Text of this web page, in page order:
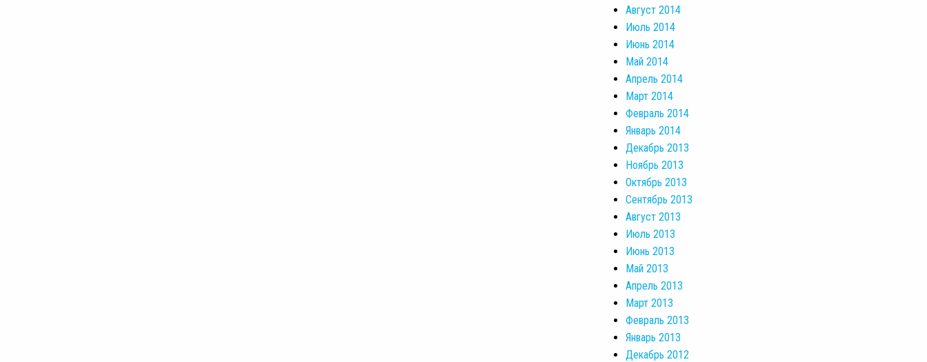
Август 2014
Июль 2014
Июнь 2014
Май 2014
Апрель 2014
Март 2014
Февраль 2014
Январь 2014
Декабрь 2013
Ноябрь 2013
Октябрь 2013
Сентябрь 2013
Август 2013
Июль 2013
Июнь 2013
Май 2013
Апрель 2013
Март 2013
Февраль 2013
Январь 2013
Декабрь 2012